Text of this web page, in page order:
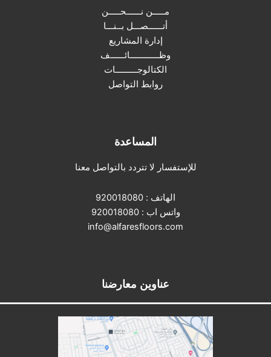
مـــــن نــــــحـــــن
أتــــــصـــل بــنـــا
إدارة المشاريع
وظــــــــــــائــــــف
الكتالوجـــــــــات
روابط التواصل
المساعدة
للإستفسار لا تتردد بالتواصل معنا
الهاتف : 920018080
واتس اب :920018080
info@alfaresfloors.com
عناوين معارضنا